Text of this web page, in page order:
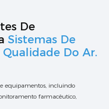
De
Sistemas De
Do Ar.
equipamentos, incluindo
farmacêutico,